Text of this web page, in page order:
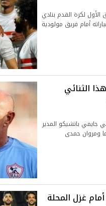
الأول لكرة القدم بنادي
أمام فريق مولودية
الثنائي
جايمي باتشيكو المدير
ومروان حمدى
غزل المحلة